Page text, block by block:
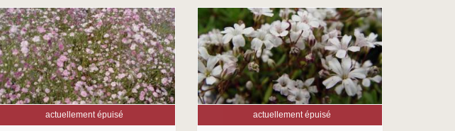
actuellement épuisé actuellement épuisé